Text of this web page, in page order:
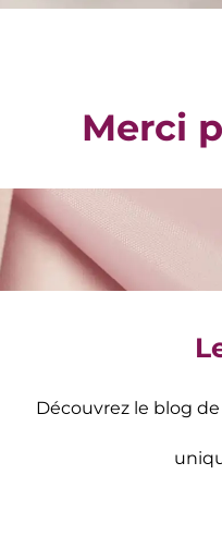
Merci
Découvrez le blog